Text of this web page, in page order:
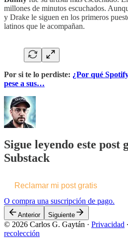
millones de minutos escuchados.
y Drake le siguen en los primeros
latinos que le acompañan.
Por si te lo perdiste: ¿Por qué
pese a sus…
Sigue leyendo este post
Substack
Reclamar mi post gratis
O compra una suscripción de pago.
Anterior Siguiente
© 2026 Carlos G. Gaytán · Privacidad ∙
recolección